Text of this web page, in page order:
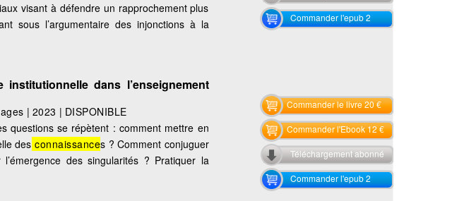
visant à défendre un rapprochement plus
sous l’argumentaire des injonctions à la
Commander l'epub 2
dans l’enseignement
| 2023 | DISPONIBLE
questions se répètent : comment mettre en
des connaissances ? Comment conjuguer
des singularités ? Pratiquer la
Commander le livre 20 €
Commander l'Ebook 12 €
Téléchargement abonné
Commander l'epub 2